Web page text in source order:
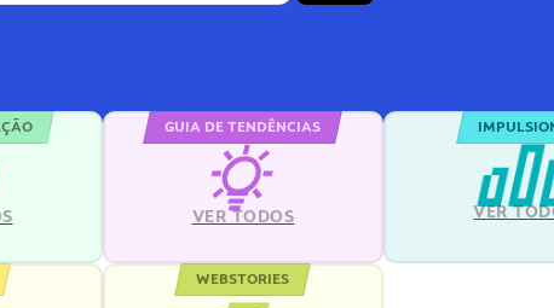
GUIA DE TENDÊNCIAS
VER TODOS VER
WEBSTORIES